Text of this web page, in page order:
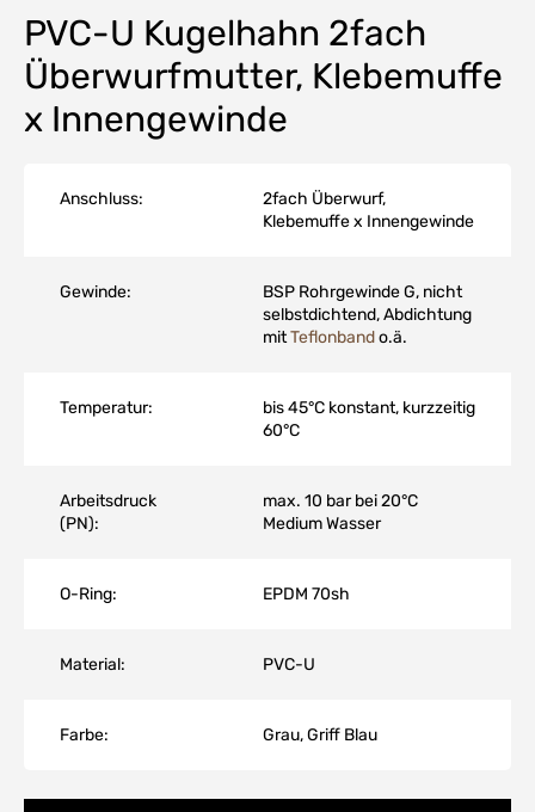
PVC-U Kugelhahn 2fach
Überwurfmutter, Klebemuffe
x Innengewinde
Anschluss:
2fach Überwurf,
Klebemuffe x Innengewinde
Gewinde:
BSP Rohrgewinde G, nicht
selbstdichtend, Abdichtung
mitTeflonbando.ä.
Temperatur:
bis 45°C konstant, kurzzeitig
60°C
Arbeitsdruck
(PN):
max. 10 bar bei 20°C
Medium Wasser
O-Ring: EPDM 70sh
Material: PVC-U
Farbe: Grau, Griff Blau